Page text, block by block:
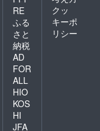
RE
ふる
さと
納税
AD
FOR
ALL
HIO
KOS
HI
JFA
クッ
キーポ
リシー